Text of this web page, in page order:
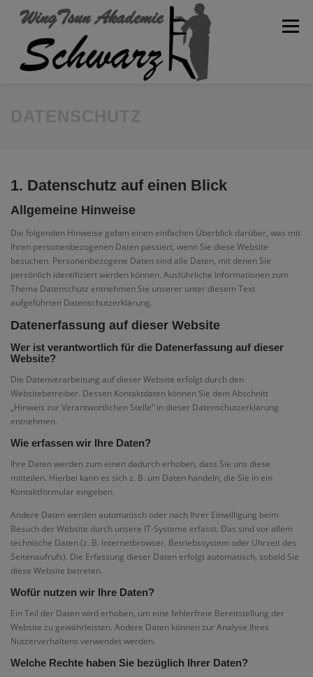
Inhalt
Menü
1. Datenschutz auf einen Blick
Allgemeine Hinweise
Die folgenden Hinweise geben einen einfachen Überblick darüber, was mit
Ihren personenbezogenen Daten passiert, wenn Sie diese Website
besuchen. Personenbezogene Daten sind alle Daten, mit denen Sie
persönlich identifiziert werden können. Ausführliche Informationen zum
Thema Datenschutz entnehmen Sie unserer unter diesem Text
aufgeführten Datenschutzerklärung.
Datenerfassung auf dieser Website
Wer ist verantwortlich für die Datenerfassung auf dieser
Website?
Die Datenverarbeitung auf dieser Website erfolgt durch den
Websitebetreiber. Dessen Kontaktdaten können Sie dem Abschnitt
„Hinweis zur Verantwortlichen Stelle“ in dieser Datenschutzerklärung
entnehmen.
Wie erfassen wir Ihre Daten?
Ihre Daten werden zum einen dadurch erhoben, dass Sie uns diese
mitteilen. Hierbei kann es sich z. B. um Daten handeln, die Sie in ein
Kontaktformular eingeben.
Andere Daten werden automatisch oder nach Ihrer Einwilligung beim
Besuch der Website durch unsere IT-Systeme erfasst. Das sind vor allem
technische Daten (z. B. Internetbrowser, Betriebssystem oder Uhrzeit des
Seitenaufrufs). Die Erfassung dieser Daten erfolgt automatisch, sobald Sie
diese Website betreten.
Wofür nutzen wir Ihre Daten?
Ein Teil der Daten wird erhoben, um eine fehlerfreie Bereitstellung der
Website zu gewährleisten. Andere Daten können zur Analyse Ihres
Nutzerverhaltens verwendet werden.
Welche Rechte haben Sie bezüglich Ihrer Daten?